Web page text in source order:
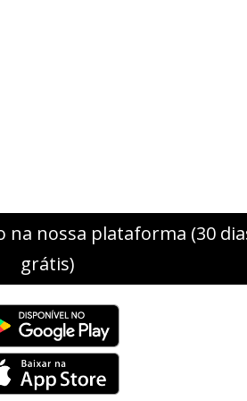
na nossa plataforma (30
grátis)